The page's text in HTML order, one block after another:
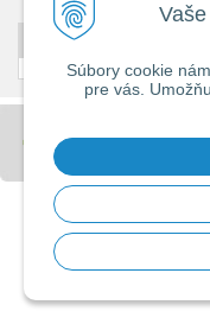
Súbory cookie
pre vás.
DETAILNÝ POPIS
© 2026 Stavebniny - DUMA •